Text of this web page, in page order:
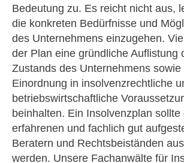
Bedeutung zu. Es reicht nicht aus,
die konkreten Bedürfnisse und
des Unternehmens einzugehen.
der Plan eine gründliche Auflistung
Zustands des Unternehmens sowie
Einordnung in insolvenzrechtliche
betriebswirtschaftliche
beinhalten. Ein Insolvenzplan sollte
erfahrenen und fachlich gut
Beratern und Rechtsbeiständen
werden. Unsere Fachanwälte für